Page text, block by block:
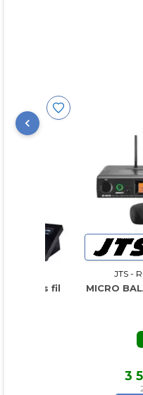
JTS - RU-
MICRO
3
2